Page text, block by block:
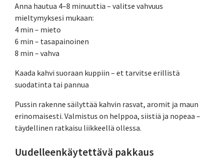
Anna hautua 4–8 minuuttia – valitse vahvuus
mieltymyksesi mukaan:
4 min – mieto
6 min – tasapainoinen
8 min – vahva
Kaada kahvi suoraan kuppiin – et tarvitse erillistä
suodatinta tai pannua
Pussin rakenne säilyttää kahvin rasvat, aromit ja maun
erinomaisesti. Valmistus on helppoa, siistiä ja nopeaa –
täydellinen ratkaisu liikkeellä ollessa.
Uudelleenkäytettävä pakkaus